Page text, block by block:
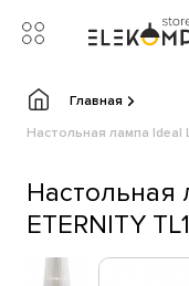
Главная
Настольная лампа Ideal
Настольная
ETERNITY